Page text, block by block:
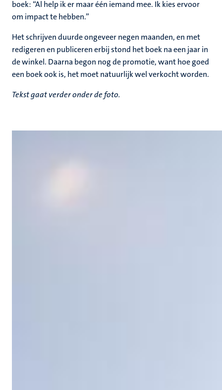
boek: “Al help ik er maar één iemand mee. Ik kies ervoor
om impact te hebben.”
Het schrijven duurde ongeveer negen maanden, en met
redigeren en publiceren erbij stond het boek na een jaar in
de winkel. Daarna begon nog de promotie, want hoe goed
een boek ook is, het moet natuurlijk wel verkocht worden.
Tekst gaat verder onder de foto.